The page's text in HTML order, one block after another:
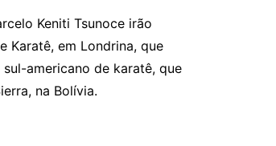
Keniti Tsunoce irão
Karatê, em Londrina, que
americano de karatê, que
na Bolívia.